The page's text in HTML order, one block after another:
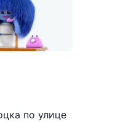
по улице